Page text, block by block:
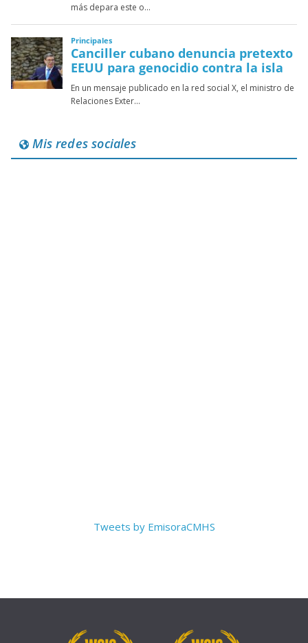
Mis redes sociales
Tweets by EmisoraCMHS